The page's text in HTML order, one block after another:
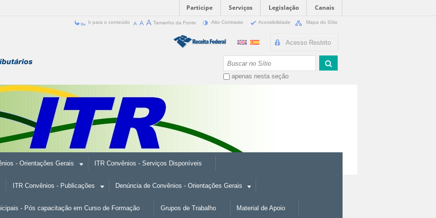
Participe Serviços Legislação
Canais
Ir para o conteúdo Tamanho da Fonte Alto Contraste Acessibilidade Mapa do Sítio
Acesso Restrito
apenas nesta seção
- Orientações Gerais ITR Convênios - Serviços Disponíveis
ITR Convênios - Publicações Denúncia de Convênios - Orientações Gerais
- Pós capacitação em Curso de Formação Grupos de Trabalho Material de Apoio